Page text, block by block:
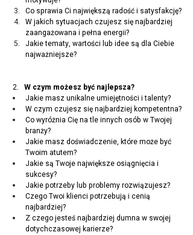
Co sprawia Ci największą radość i satysfakcję?
W jakich sytuacjach czujesz się najbardziej
zaangażowana i pełna energii?
Jakie tematy, wartości lub idee są dla Ciebie
najważniejsze?
2. W czym możesz być najlepsza?
Jakie masz unikalne umiejętności i talenty?
W czym czujesz się najbardziej kompetentna?
Co wyróżnia Cię na tle innych osób w Twojej
branży?
Jakie masz doświadczenie, które może być
Twoim atutem?
Jakie są Twoje największe osiągnięcia i
sukcesy?
Jakie potrzeby lub problemy rozwiązujesz?
Czego Twoi klienci potrzebują i cenią
najbardziej?
Z czego jesteś najbardziej dumna w swojej
dotychczasowej karierze?